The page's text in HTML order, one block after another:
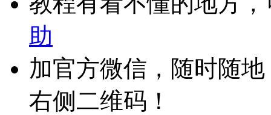
助
加官方微信，随时随
右侧二维码！